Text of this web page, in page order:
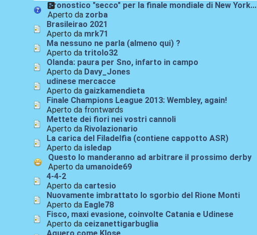
Pronostico "secco" per la finale mondiale di New York...
Aperto da zorba
Brasileirao 2021
Aperto da mrk71
Ma nessuno ne parla (almeno qui) ?
Aperto da tritolo32
Olanda: paura per Sno, infarto in campo
Aperto da Davy_Jones
udinese mercacce
Aperto da gaizkamendieta
Finale Champions League 2013: Wembley, again!
Aperto da frontwards
Mettete dei fiori nei vostri cannoli
Aperto da Rivolazionario
La carica del Filadelfia (contiene cappotto ASR)
Aperto da isledap
Questo lo manderanno ad arbitrare il prossimo derby
Aperto da umanoide69
4-4-2
Aperto da cartesio
Nuovamente imbrattato lo sgorbio del Rione Monti
Aperto da Eagle78
Fisco, maxi evasione, coinvolte Catania e Udinese
Aperto da ceizanettigarbuglia